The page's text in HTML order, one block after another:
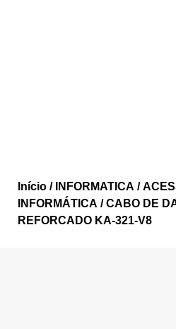
Início / INFORMATICA /
INFORMÁTICA / CABO DE
REFORCADO KA-321-V8